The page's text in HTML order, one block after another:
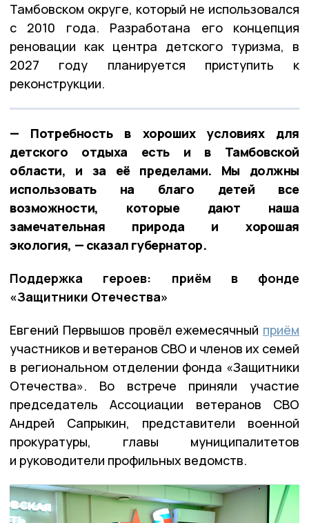
Тамбовском округе, который не использовался
с 2010 года. Разработана его концепция
реновации как центра детского туризма, в
2027 году планируется приступить к
реконструкции.
— Потребность в хороших условиях для
детского отдыха есть и в Тамбовской
области, и за её пределами. Мы должны
использовать на благо детей все
возможности, которые дают наша
замечательная природа и хорошая
экология, — сказал губернатор.
Поддержка героев: приём в фонде
«Защитники Отечества»
Евгений Первышов провёл ежемесячный приём
участников и ветеранов СВО и членов их семей
в региональном отделении фонда «Защитники
Отечества». Во встрече приняли участие
председатель Ассоциации ветеранов СВО
Андрей Сапрыкин, представители военной
прокуратуры, главы муниципалитетов
и руководители профильных ведомств.